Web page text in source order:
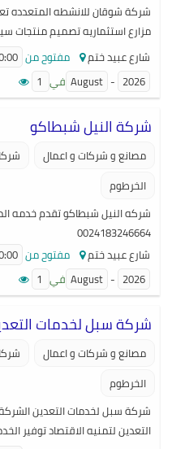
شركة شوقان للانشطه المتعدده
مزارع استثماريه تصميم منتجات
الهاتف:-
Showaganhafiz01@gmail.com
شارع عبيد ختم مفتوح من
1 في August - 2026
شركة النيل شبطاكو
مصانع و شركات و اعمال
الخرطوم
شركه النيل شبطاكو تقدم خدمه
0024183246664
شارع عبيد ختم
مفتوح من
1 في August - 2026
شركة سبل لخدمات
مصانع و شركات و اعمال
الخرطوم
شركة سبل لخدمات التعدين
التعدين لتمنيه الاقتصاد توفير